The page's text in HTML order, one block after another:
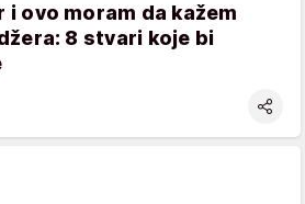
i ovo moram da kažem
8 stvari koje bi